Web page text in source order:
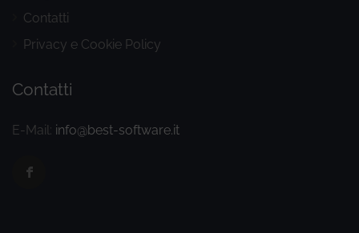
Contatti
Privacy e Cookie Policy
Contatti
E-Mail: info@best-software.it